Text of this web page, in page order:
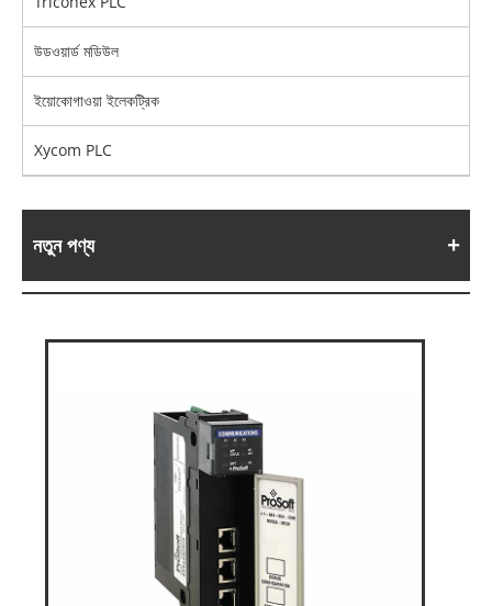
উডওয়ার্ড মডিউল
ইয়োকোগাওয়া ইলেকট্রিক
Xycom PLC
নতুন পণ্য